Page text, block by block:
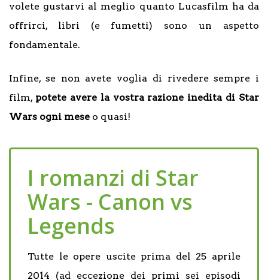
volete gustarvi al meglio quanto Lucasfilm ha da
offrirci, libri (e fumetti) sono un aspetto
fondamentale.
Infine, se non avete voglia di rivedere sempre i
film, potete avere la vostra razione inedita di Star
Wars ogni mese o quasi!
I romanzi di Star
Wars - Canon vs
Legends
Tutte le opere uscite prima del 25 aprile
2014 (ad eccezione dei primi sei episodi